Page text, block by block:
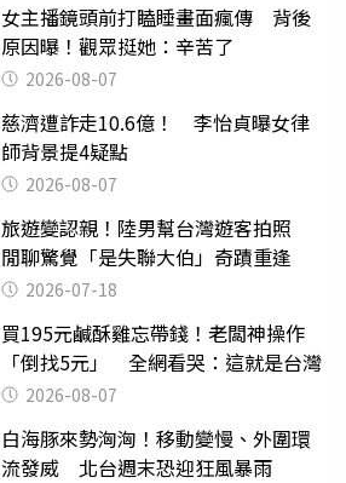
女主播鏡頭前打瞌睡畫面瘋傳 背後
原因曝！觀眾挺她：辛苦了
2026-08-07
慈濟遭詐走10.6億！ 李怡貞曝女律
師背景提4疑點
2026-08-07
旅遊變認親！陸男幫台灣遊客拍照
閒聊驚覺「是失聯大伯」奇蹟重逢
2026-07-18
買195元鹹酥雞忘帶錢！老闆神操作
「倒找5元」 全網看哭：這就是台灣
2026-08-07
白海豚來勢洶洶！移動變慢、外圍環
流發威 北台週末恐迎狂風暴雨